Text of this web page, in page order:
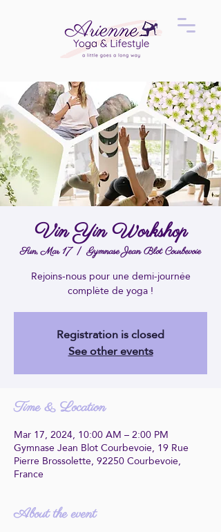
Vin Yin Workshop
Sun, Mar 17
  |
Gymnase Jean Blot Courbevoie
Rejoins-nous pour une demi-journée
complète de yoga !
Registration is closed
See other events
Time & Location
Mar 17, 2024, 10:00 AM – 2:00 PM
Gymnase Jean Blot Courbevoie, 19 Rue
Pierre Brossolette, 92250 Courbevoie,
France
About the event